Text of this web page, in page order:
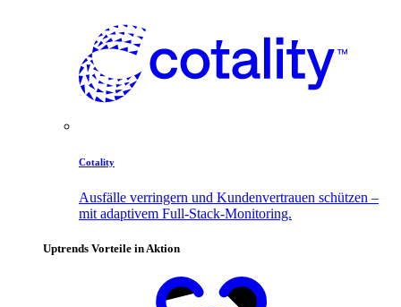
Cotality
Ausfälle verringern und Kundenvertrauen schützen –
mit adaptivem Full-Stack-Monitoring.
Uptrends Vorteile in Aktion